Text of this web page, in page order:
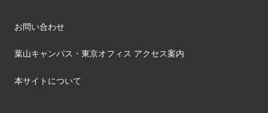
お問い合わせ
葉山キャンパス・東京オフィス アクセス案内
本サイトについて